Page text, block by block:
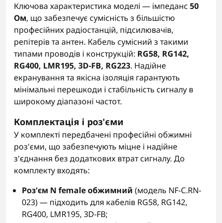
Ключова характеристика моделі — імпеданс 50
Ом, що забезпечує сумісність з більшістю
професійних радіостанцій, підсилювачів,
репітерів та антен. Кабель сумісний з такими
типами проводів і конструкцій: RG58, RG142,
RG400, LMR195, 3D-FB, RG223. Надійне
екранування та якісна ізоляція гарантують
мінімальні перешкоди і стабільність сигналу в
широкому діапазоні частот.
Комплектація і роз'єми
У комплекті передбачені професійні обжимні
роз'єми, що забезпечують міцне і надійне
з'єднання без додаткових втрат сигналу. До
комплекту входять:
Роз'єм N female обжимний (модель NF-C.RN-
023) — підходить для кабелів RG58, RG142,
RG400, LMR195, 3D-FB;